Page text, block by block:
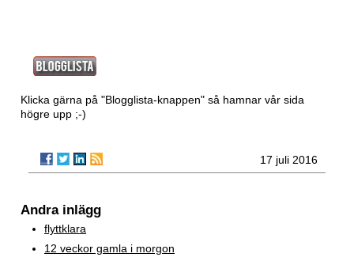
Klicka gärna på "Blogglista-knappen" så hamnar vår sida
högre upp ;-)
17 juli 2016
Andra inlägg
flyttklara
12 veckor gamla i morgon